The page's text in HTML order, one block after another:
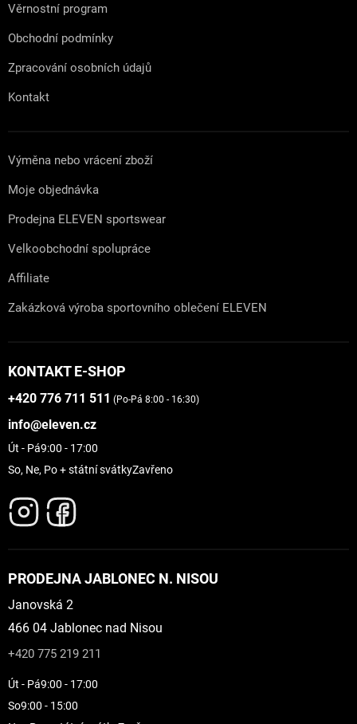
Věrnostní program
Obchodní podmínky
Zpracování osobních údajů
Kontakt
Výměna nebo vrácení zboží
Moje objednávka
Prodejna ELEVEN sportswear
Velkoobchodní spolupráce
Affiliate
Zakázková výroba sportovního oblečení ELEVEN
KONTAKT E-SHOP
+420 776 711 511 (Po-Pá 8:00 - 16:30)
info@eleven.cz
Út - Pá9:00 - 17:00
So, Ne, Po + státní svátkyZavřeno
PRODEJNA JABLONEC N. NISOU
Janovská 2
466 04 Jablonec nad Nisou
+420 775 219 211
Út - Pá9:00 - 17:00
So9:00 - 15:00